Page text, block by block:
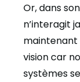
Or, dans
n’interagit
maintenant
vision car
systèmes